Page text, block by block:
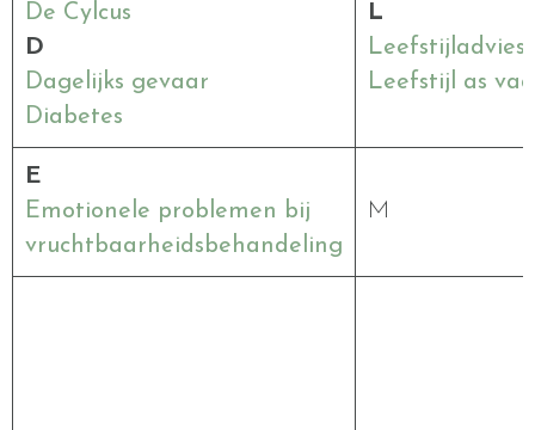
De Cylcus
D
Dagelijks gevaar
Diabetes
L
Leefstijladvies
Leefstijl as
E
Emotionele problemen bij
vruchtbaarheidsbehandeling
M